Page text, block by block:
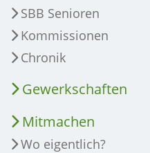
SBB Senioren
Kommissionen
Chronik
Gewerkschaften
Mitmachen
Wo eigentlich?